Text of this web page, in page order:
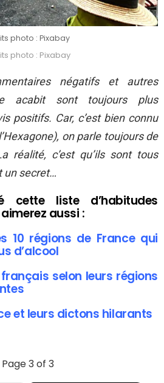
photo : Pixabay
photo : Pixabay
négatifs et autres
acabit sont toujours plus
positifs. Car, c’est bien connu
on parle toujours de
réalité, c’est qu’ils sont tous
un secret…
cette liste d’habitudes
aussi :
10 régions de France qui
d’alcool
selon leurs régions
et leurs dictons hilarants
Page 3 of 3